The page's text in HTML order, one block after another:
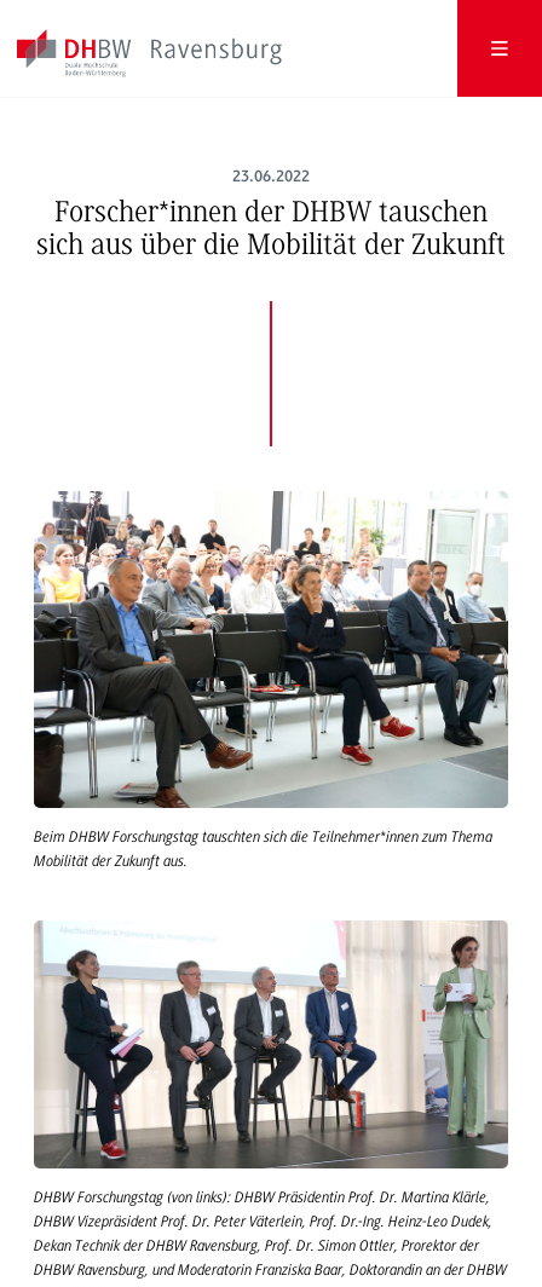
23.06.2022
Forscher*innen der DHBW tauschen
sich aus über die Mobilität der Zukunft
Beim DHBW Forschungstag tauschten sich die Teilnehmer*innen zum Thema
Mobilität der Zukunft aus.
DHBW Forschungstag (von links): DHBW Präsidentin Prof. Dr. Martina Klärle,
DHBW Vizepräsident Prof. Dr. Peter Väterlein, Prof. Dr.-Ing. Heinz-Leo Dudek,
Dekan Technik der DHBW Ravensburg, Prof. Dr. Simon Ottler, Prorektor der
DHBW Ravensburg, und Moderatorin Franziska Baar, Doktorandin an der DHBW